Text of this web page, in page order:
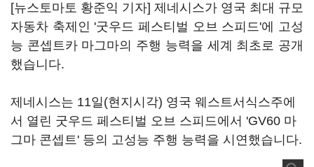
[뉴스토마토 황준익 기자] 제네시스가 영국 최대 규모
자동차 축제인 '굿우드 페스티벌 오브 스피드'에 고성
능 콘셉트카 마그마의 주행 능력을 세계 최초로 공개
했습니다.
제네시스는 11일(현지시각) 영국 웨스트서식스주에
서 열린 굿우드 페스티벌 오브 스피드에서 'GV60 마
그마 콘셉트' 등의 고성능 주행 능력을 시연했습니다.